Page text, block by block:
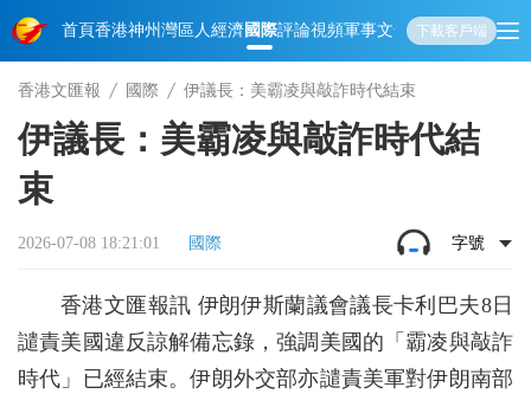
首頁香港神州 灣區人經濟國際評論視頻軍事文化 娛樂生活教育體
下載客戶端
香港文匯報 國際 伊議長：美霸凌與敲詐時代結束
伊議長：美霸凌與敲詐時代結
束
2026-07-08 18:21:01 國際 字號
香港文匯報訊 伊朗伊斯蘭議會議長卡利巴夫8日
譴責美國違反諒解備忘錄，強調美國的「霸凌與敲詐
時代」已經結束。伊朗外交部亦譴責美軍對伊朗南部